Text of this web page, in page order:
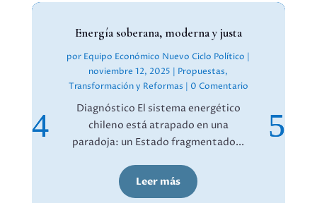
Energía soberana, moderna y justa
por Equipo Económico Nuevo Ciclo Político |
noviembre 12, 2025 | Propuestas,
Transformación y Reformas | 0 Comentario
Diagnóstico El sistema energético
chileno está atrapado en una
paradoja: un Estado fragmentado...
Leer más